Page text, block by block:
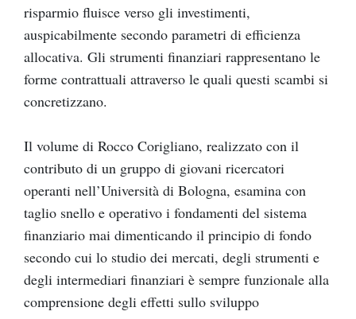
risparmio fluisce verso gli investimenti,
auspicabilmente secondo parametri di efficienza
allocativa. Gli strumenti finanziari rappresentano le
forme contrattuali attraverso le quali questi scambi si
concretizzano.
Il volume di Rocco Corigliano, realizzato con il
contributo di un gruppo di giovani ricercatori
operanti nell’Università di Bologna, esamina con
taglio snello e operativo i fondamenti del sistema
finanziario mai dimenticando il principio di fondo
secondo cui lo studio dei mercati, degli strumenti e
degli intermediari finanziari è sempre funzionale alla
comprensione degli effetti sullo sviluppo